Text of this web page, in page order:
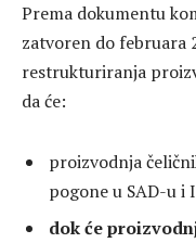
Prema dokumentu
zatvoren do februara
restrukturiranja
da će:
proizvodnja
pogone u SAD-u i
dok će